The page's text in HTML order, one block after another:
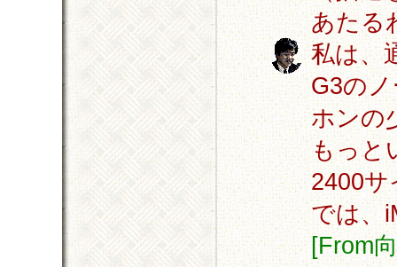
あたる
私は、
G3の
ホンの
もっと
2400
では、
[From